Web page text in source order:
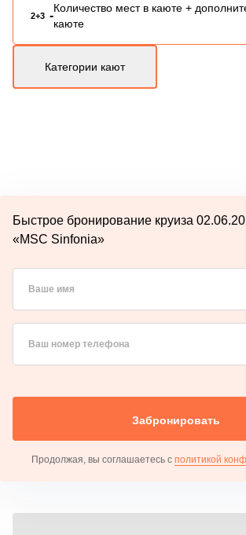
2+3 -
Количество мест в каюте +
каюте
Категории кают
Быстрое бронирование круиза
«MSC Sinfonia»
Ваше имя
Ваш номер телефона
Забронировать
Продолжая, вы соглашаетесь с политикой